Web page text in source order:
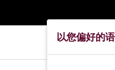
以您偏好的